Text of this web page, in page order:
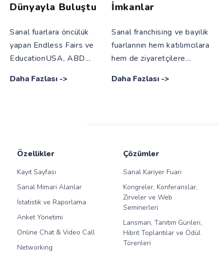
Dünyayla Buluştu
Sanal fuarlara öncülük
yapan Endless Fairs ve
EducationUSA, ABD
potansiyel öğrencilerin bir
Daha Fazlası ->
İmkanlar
Sanal franchising ve bayilik
fuarlarının hem katılımcılara
hem de ziyaretçilere
doğrultusunda sunduğu
Daha Fazlası ->
Özellikler
Kayıt Sayfası
Sanal Mimari Alanlar
İstatistik ve Raporlama
Anket Yönetimi
Online Chat & Video Call
Networking
Çözümler
Sanal Kariyer Fuarı
Kongreler, Konferanslar,
Zirveler ve Web
Seminerleri
Lansman, Tanıtım Günleri,
Hibrit Toplantılar ve Ödül
Törenleri